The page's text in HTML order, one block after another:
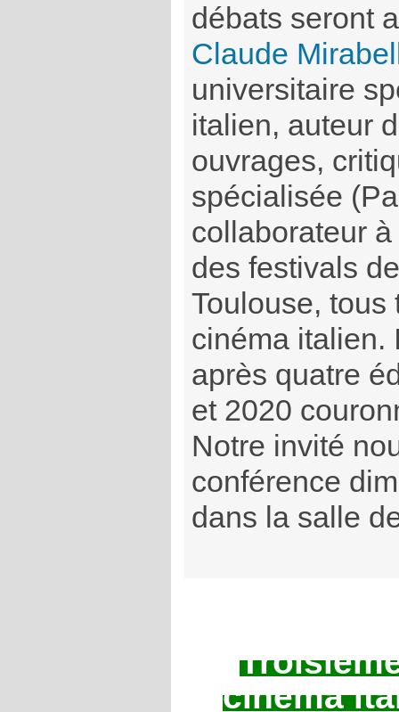
débats seront
Claude
universitaire
italien, auteur
ouvrages,
spécialisée
collaborateur
des festivals
Toulouse, tous
cinéma italien.
après quatre
et 2020
Notre invité
conférence
dans la salle
cinéma